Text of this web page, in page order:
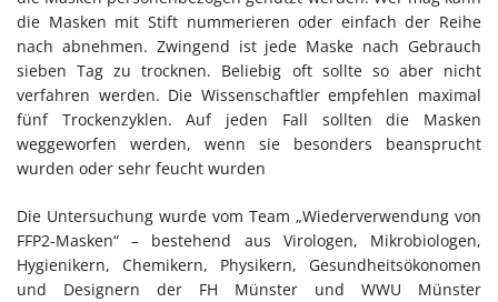
die Masken mit Stift nummerieren oder einfach der Reihe
nach abnehmen. Zwingend ist jede Maske nach Gebrauch
sieben Tag zu trocknen. Beliebig oft sollte so aber nicht
verfahren werden. Die Wissenschaftler empfehlen maximal
fünf Trockenzyklen. Auf jeden Fall sollten die Masken
weggeworfen werden, wenn sie besonders beansprucht
wurden oder sehr feucht wurden
Die Untersuchung wurde vom Team „Wiederverwendung von
FFP2-Masken“ – bestehend aus Virologen, Mikrobiologen,
Hygienikern, Chemikern, Physikern, Gesundheitsökonomen
und Designern der FH Münster und WWU Münster